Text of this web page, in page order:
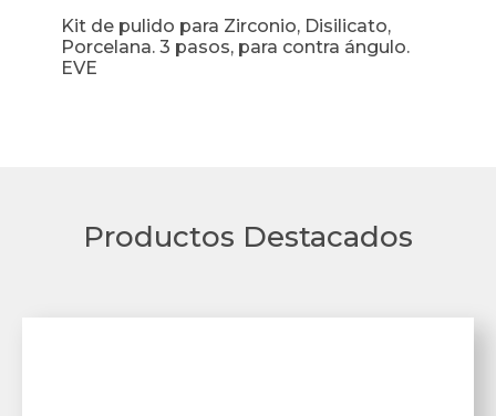
Kit de pulido para Zirconio, Disilicato,
Porcelana. 3 pasos, para contra ángulo.
EVE
Productos Destacados